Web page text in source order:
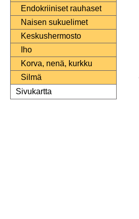
Endokriiniset rauhaset
Naisen sukuelimet
Keskushermosto
Iho
Korva, nenä, kurkku
Silmä
Sivukartta